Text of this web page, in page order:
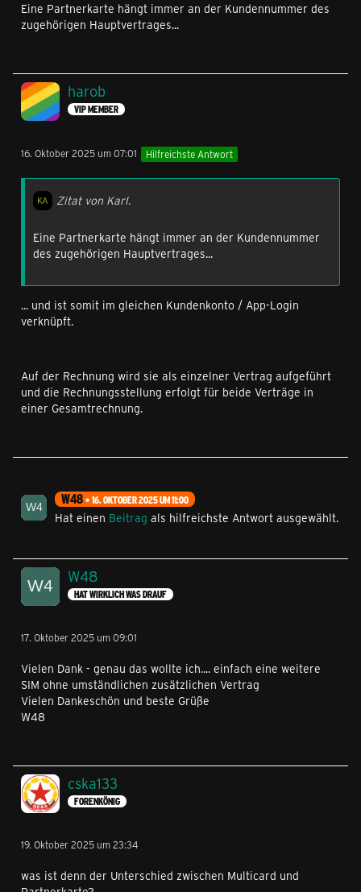
Eine Partnerkarte hängt immer an der Kundennummer des
zugehörigen Hauptvertrages...
harob
VIP MEMBER
16. Oktober 2025 um 07:01 Hilfreichste Antwort
Zitat von Karl.
Eine Partnerkarte hängt immer an der Kundennummer
des zugehörigen Hauptvertrages...
... und ist somit im gleichen Kundenkonto / App-Login
verknüpft.
Auf der Rechnung wird sie als einzelner Vertrag aufgeführt
und die Rechnungsstellung erfolgt für beide Verträge in
einer Gesamtrechnung.
W48 16. OKTOBER 2025 UM 11:00
Hat einen Beitrag als hilfreichste Antwort ausgewählt.
W48
HAT WIRKLICH WAS DRAUF
17. Oktober 2025 um 09:01
Vielen Dank - genau das wollte ich.... einfach eine weitere
SIM ohne umständlichen zusätzlichen Vertrag
Vielen Dankeschön und beste Grüße
W48
cska133
FORENKÖNIG
19. Oktober 2025 um 23:34
was ist denn der Unterschied zwischen Multicard und